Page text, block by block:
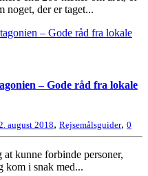
noget, der er taget...
– Gode råd fra lokale
august 2018, Rejsemålsguider, 0
kunne forbinde personer,
kom i snak med...